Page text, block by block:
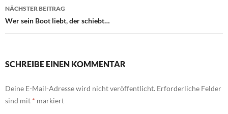
NÄCHSTER BEITRAG
Wer sein Boot liebt, der schiebt…
SCHREIBE EINEN KOMMENTAR
Deine E-Mail-Adresse wird nicht veröffentlicht. Erforderliche Felder
sind mit * markiert